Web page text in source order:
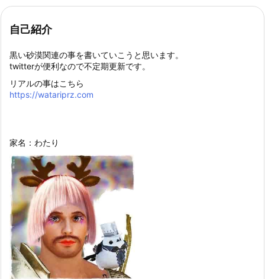
自己紹介
黒い砂漠関連の事を書いていこうと思います。
twitterが便利なので不定期更新です。
リアルの事はこちら
https://watariprz.com
家名：わたり